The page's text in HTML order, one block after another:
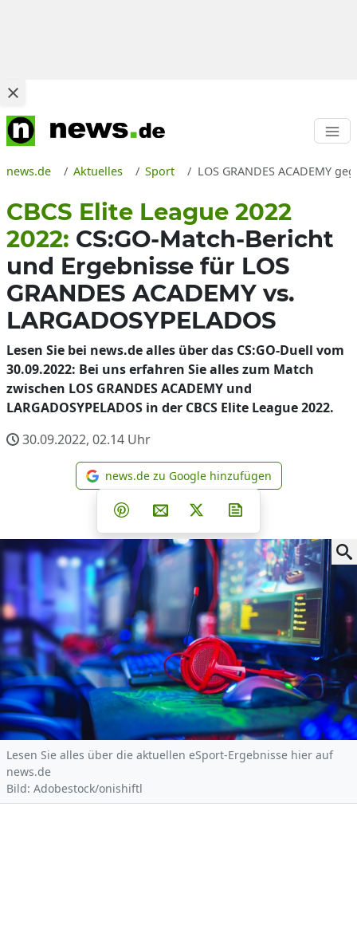
news.de Aktuelles Sport LOS GRANDES ACADEMY
CBCS Elite League 2022
2022: CS:GO-Match-Bericht
und Ergebnisse für LOS
GRANDES ACADEMY vs.
LARGADOSYPELADOS
Lesen Sie bei news.de alles über das CS:GO-Duell vom
30.09.2022: Bei uns erfahren Sie alles zum Match
zwischen LOS GRANDES ACADEMY und
LARGADOSYPELADOS in der CBCS Elite League 2022.
30.09.2022, 02.14 Uhr
news.de zu Google
news.de zu Google hinzufügen
Teilen auf Facebook
Teilen auf Whatsapp
Teilen auf Telegram
Teilen auf Pinterest
Per E-Mail teilen
Post auf X
Lesen Sie alles über die aktuellen eSport-Ergebnisse hier auf
news.de
Bild: Adobestock/onishiftl